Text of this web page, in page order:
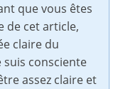
que vous êtes
de cet article,
claire du
suis consciente
assez claire et